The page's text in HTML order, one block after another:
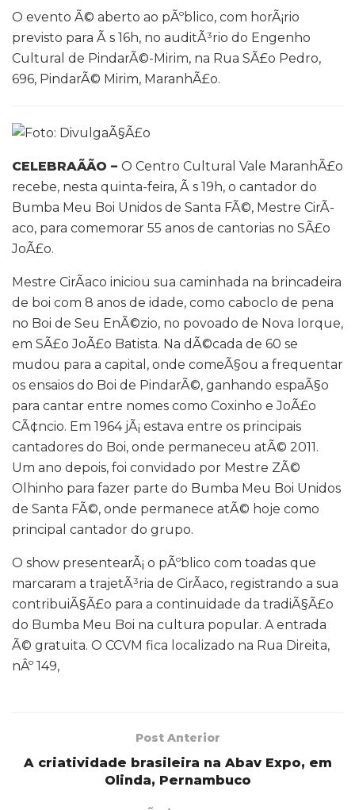
O evento Ã© aberto ao pÃºblico, com horÃ¡rio
previsto para Ã s 16h, no auditÃ³rio do Engenho
Cultural de PindarÃ©-Mirim, na Rua SÃ£o Pedro,
696, PindarÃ© Mirim, MaranhÃ£o.
CELEBRAÃÃO – O Centro Cultural Vale MaranhÃ£o
recebe, nesta quinta-feira, Ã s 19h, o cantador do
Bumba Meu Boi Unidos de Santa FÃ©, Mestre CirÃ­
aco, para comemorar 55 anos de cantorias no SÃ£o
JoÃ£o.
Mestre CirÃ­aco iniciou sua caminhada na brincadeira
de boi com 8 anos de idade, como caboclo de pena
no Boi de Seu EnÃ©zio, no povoado de Nova Iorque,
em SÃ£o JoÃ£o Batista. Na dÃ©cada de 60 se
mudou para a capital, onde comeÃ§ou a frequentar
os ensaios do Boi de PindarÃ©, ganhando espaÃ§o
para cantar entre nomes como Coxinho e JoÃ£o
CÃ¢ncio. Em 1964 jÃ¡ estava entre os principais
cantadores do Boi, onde permaneceu atÃ© 2011.
Um ano depois, foi convidado por Mestre ZÃ©
Olhinho para fazer parte do Bumba Meu Boi Unidos
de Santa FÃ©, onde permanece atÃ© hoje como
principal cantador do grupo.
O show presentearÃ¡ o pÃºblico com toadas que
marcaram a trajetÃ³ria de CirÃ­aco, registrando a sua
contribuiÃ§Ã£o para a continuidade da tradiÃ§Ã£o
do Bumba Meu Boi na cultura popular. A entrada
Ã© gratuita. O CCVM fica localizado na Rua Direita,
nÂº 149,
Post Anterior
A criatividade brasileira na Abav Expo, em
Olinda, Pernambuco